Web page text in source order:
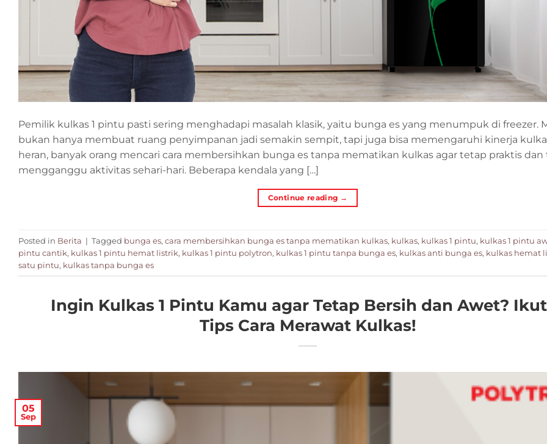
Pemilik kulkas 1 pintu pasti sering menghadapi masalah klasik, yaitu bunga es yang menumpuk di freezer.
bukan hanya membuat ruang penyimpanan jadi semakin sempit, tapi juga bisa memengaruhi kinerja
heran, banyak orang mencari cara membersihkan bunga es tanpa mematikan kulkas agar tetap praktis dan
mengganggu aktivitas sehari-hari. Beberapa kendala yang […]
Continue reading →
Posted in Berita | Tagged bunga es, cara membersihkan bunga es tanpa mematikan kulkas, kulkas, kulkas 1 pintu, kulkas 1 pintu
pintu cantik, kulkas 1 pintu hemat listrik, kulkas 1 pintu polytron, kulkas 1 pintu tanpa bunga es, kulkas anti bunga es, kulkas hemat
satu pintu, kulkas tanpa bunga es
Ingin Kulkas 1 Pintu Kamu agar Tetap Bersih dan Awet?
Tips Cara Merawat Kulkas!
05
Sep